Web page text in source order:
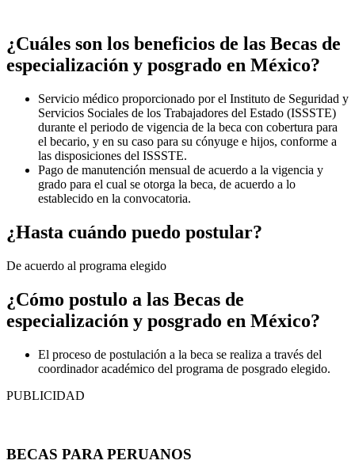
¿Cuáles son los beneficios de las Becas de
especialización y posgrado en México?
Servicio médico proporcionado por el Instituto de Seguridad y
Servicios Sociales de los Trabajadores del Estado (ISSSTE)
durante el periodo de vigencia de la beca con cobertura para
el becario, y en su caso para su cónyuge e hijos, conforme a
las disposiciones del ISSSTE.
Pago de manutención mensual de acuerdo a la vigencia y
grado para el cual se otorga la beca, de acuerdo a lo
establecido en la convocatoria.
¿Hasta cuándo puedo postular?
De acuerdo al programa elegido
¿Cómo postulo a las Becas de
especialización y posgrado en México?
El proceso de postulación a la beca se realiza a través del
coordinador académico del programa de posgrado elegido.
PUBLICIDAD
BECAS PARA PERUANOS